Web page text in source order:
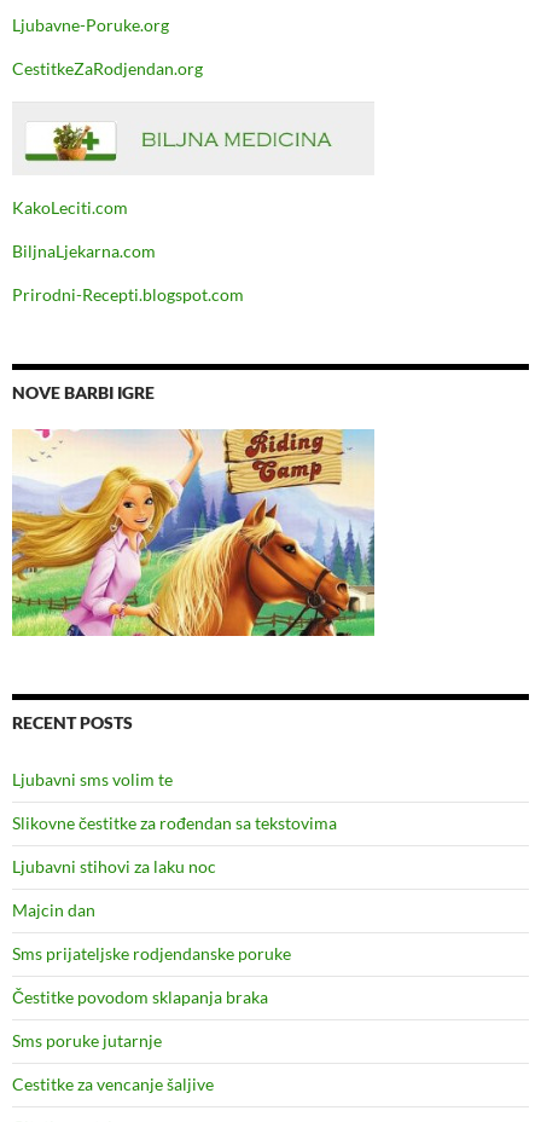
Ljubavne-Poruke.org
CestitkeZaRodjendan.org
KakoLeciti.com
BiljnaLjekarna.com
Prirodni-Recepti.blogspot.com
NOVE BARBI IGRE
RECENT POSTS
Ljubavni sms volim te
Slikovne čestitke za rođendan sa tekstovima
Ljubavni stihovi za laku noc
Majcin dan
Sms prijateljske rodjendanske poruke
Čestitke povodom sklapanja braka
Sms poruke jutarnje
Cestitke za vencanje šaljive